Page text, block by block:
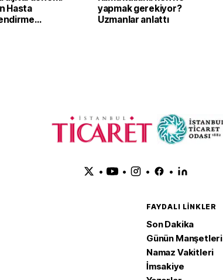
Hasta
yapmak gerekiyor?
Uzmanlar anlattı
• • • •
FAYDALI LINKLER
Son Dakika
Günün Manşetleri
Namaz Vakitleri
İmsakiye